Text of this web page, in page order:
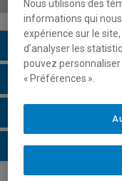
Description du
Horaire - Été 2026
Horaire - Automne
Horaire - Hiver
Nous utilisons des
informations qui
expérience sur le
d’analyser les
pouvez
« Préférences ».